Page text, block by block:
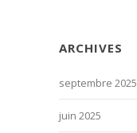
ARCHIVES
septembre 2025
juin 2025